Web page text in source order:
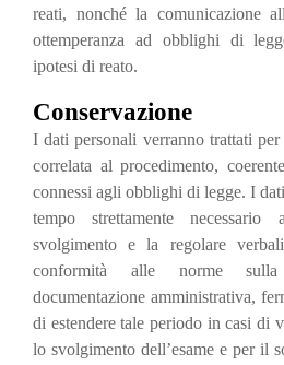
reati, nonché la comunicazione
ottemperanza ad obblighi di
ipotesi di reato.
Conservazione
I dati personali verranno trattati per
correlata al procedimento,
connessi agli obblighi di legge. I
tempo strettamente
svolgimento e la regolare
conformità alle norme sulla
documentazione amministrativa,
di estendere tale periodo in casi di
lo svolgimento dell’esame e per il